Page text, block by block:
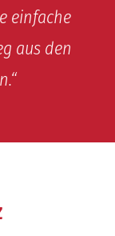
einfache
aus den